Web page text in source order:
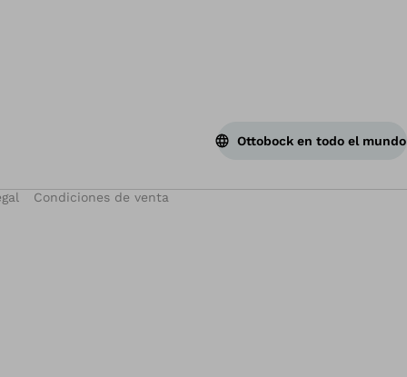
Ottobock en todo el mundo
Condiciones de venta